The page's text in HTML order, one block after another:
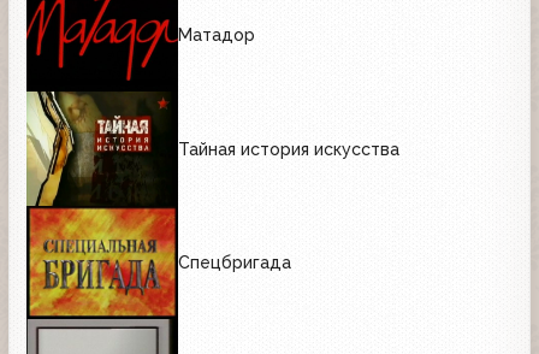
Матадор
Тайная история искусства
Спецбригада